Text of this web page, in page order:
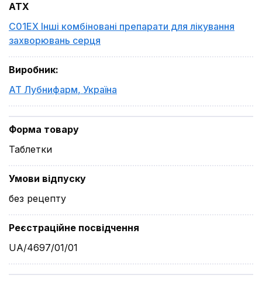
ATX
C01EX Інші комбіновані препарати для лікування
захворювань серця
Виробник:
АТ Лубнифарм, Україна
Форма товару
Таблетки
Умови відпуску
без рецепту
Реєстраційне посвідчення
UA/4697/01/01